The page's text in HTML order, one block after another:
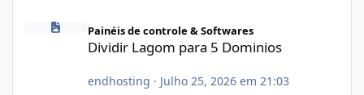
Dividir Lagom para 5 Dominios
Painéis de controle & Softwares
Dividir Lagom para 5 Dominios
endhosting · Julho 25, 2026 em 21:03